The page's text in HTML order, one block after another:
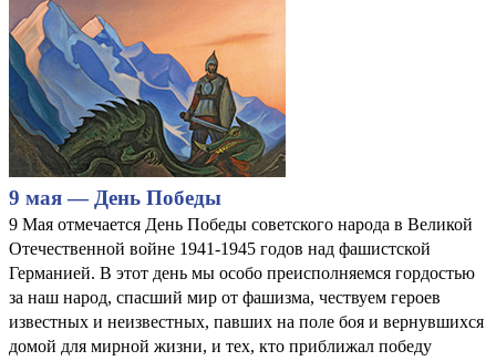
9 мая — День Победы
9 Мая отмечается День Победы советского народа в Великой
Отечественной войне 1941-1945 годов над фашистской
Германией. В этот день мы особо преисполняемся гордостью
за наш народ, спасший мир от фашизма, чествуем героев
известных и неизвестных, павших на поле боя и вернувшихся
домой для мирной жизни, и тех, кто приближал победу